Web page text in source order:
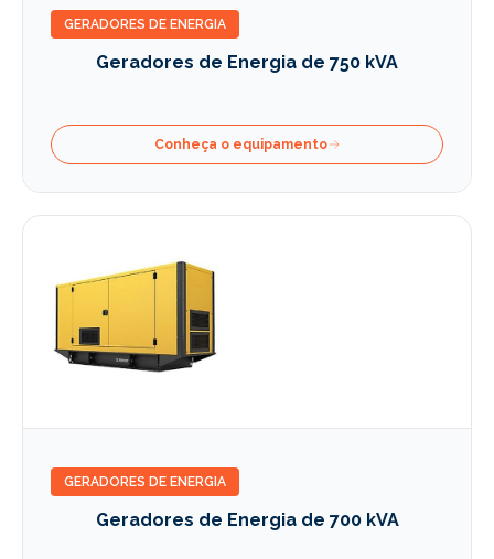
GERADORES DE ENERGIA
Geradores de Energia de 750 kVA
Conheça o equipamento
GERADORES DE ENERGIA
Geradores de Energia de 700 kVA